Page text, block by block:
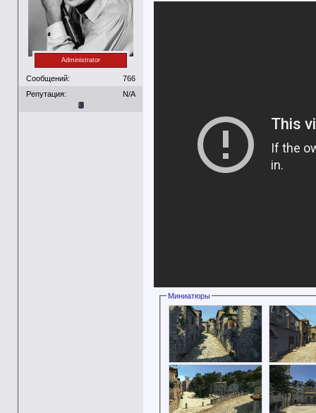
Administrator
Сообщений:
766
Репутация:
N/A
Миниатюры